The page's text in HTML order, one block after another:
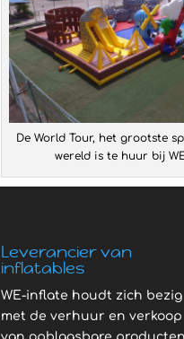
De World Tour, het grootste
wereld is te huur bij
Leverancier van
inflatables
WE-inflate houdt zich bezig
met de verhuur en verkoop